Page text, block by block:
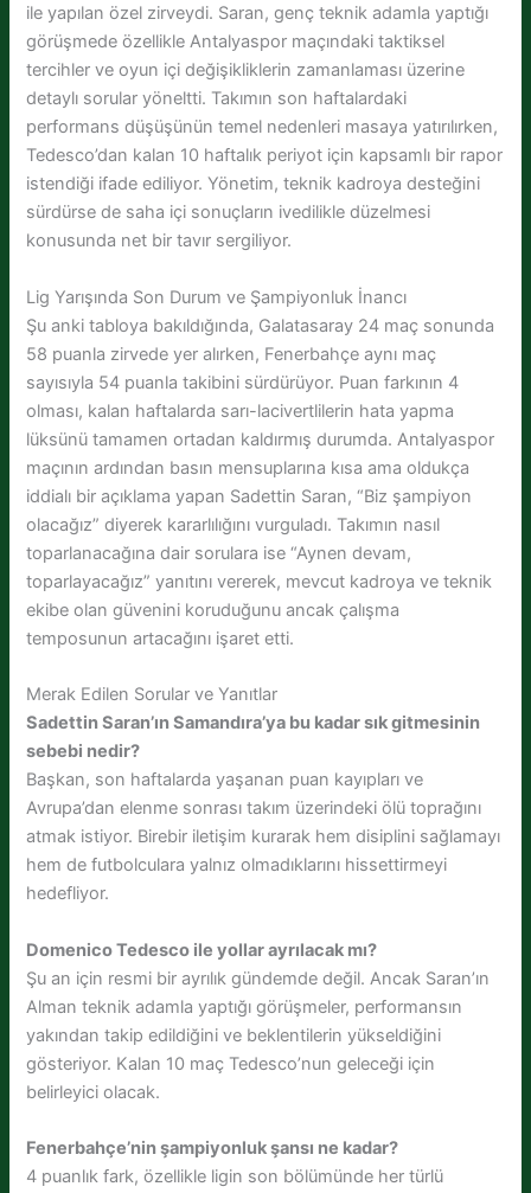
ile yapılan özel zirveydi. Saran, genç teknik adamla yaptığı
görüşmede özellikle Antalyaspor maçındaki taktiksel
tercihler ve oyun içi değişikliklerin zamanlaması üzerine
detaylı sorular yöneltti. Takımın son haftalardaki
performans düşüşünün temel nedenleri masaya yatırılırken,
Tedesco’dan kalan 10 haftalık periyot için kapsamlı bir rapor
istendiği ifade ediliyor. Yönetim, teknik kadroya desteğini
sürdürse de saha içi sonuçların ivedilikle düzelmesi
konusunda net bir tavır sergiliyor.
Lig Yarışında Son Durum ve Şampiyonluk İnancı
Şu anki tabloya bakıldığında, Galatasaray 24 maç sonunda
58 puanla zirvede yer alırken, Fenerbahçe aynı maç
sayısıyla 54 puanla takibini sürdürüyor. Puan farkının 4
olması, kalan haftalarda sarı-lacivertlilerin hata yapma
lüksünü tamamen ortadan kaldırmış durumda. Antalyaspor
maçının ardından basın mensuplarına kısa ama oldukça
iddialı bir açıklama yapan Sadettin Saran, “Biz şampiyon
olacağız” diyerek kararlılığını vurguladı. Takımın nasıl
toparlanacağına dair sorulara ise “Aynen devam,
toparlayacağız” yanıtını vererek, mevcut kadroya ve teknik
ekibe olan güvenini koruduğunu ancak çalışma
temposunun artacağını işaret etti.
Merak Edilen Sorular ve Yanıtlar
Sadettin Saran’ın Samandıra’ya bu kadar sık gitmesinin
sebebi nedir?
Başkan, son haftalarda yaşanan puan kayıpları ve
Avrupa’dan elenme sonrası takım üzerindeki ölü toprağını
atmak istiyor. Birebir iletişim kurarak hem disiplini sağlamayı
hem de futbolculara yalnız olmadıklarını hissettirmeyi
hedefliyor.
Domenico Tedesco ile yollar ayrılacak mı?
Şu an için resmi bir ayrılık gündemde değil. Ancak Saran’ın
Alman teknik adamla yaptığı görüşmeler, performansın
yakından takip edildiğini ve beklentilerin yükseldiğini
gösteriyor. Kalan 10 maç Tedesco’nun geleceği için
belirleyici olacak.
Fenerbahçe’nin şampiyonluk şansı ne kadar?
4 puanlık fark, özellikle ligin son bölümünde her türlü